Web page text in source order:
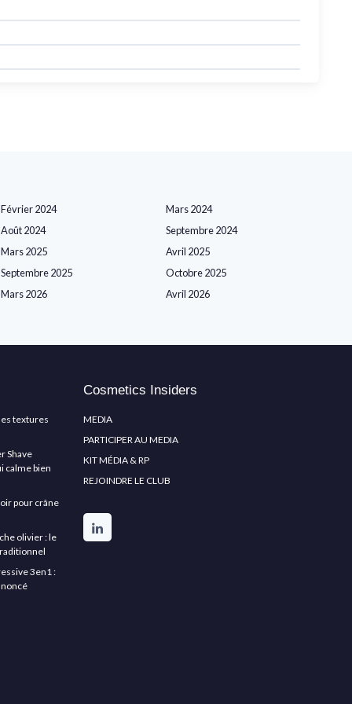
Février 2024
Mars 2024
Août 2024
Septembre 2024
Mars 2025
Avril 2025
Septembre 2025
Octobre 2025
Mars 2026
Avril 2026
textures
Shave
calme bien
pour crâne
olivier : le
3en1 :
Cosmetics Insiders
MEDIA
PARTICIPER AU MEDIA
KIT MÉDIA & RP
REJOINDRE LE CLUB